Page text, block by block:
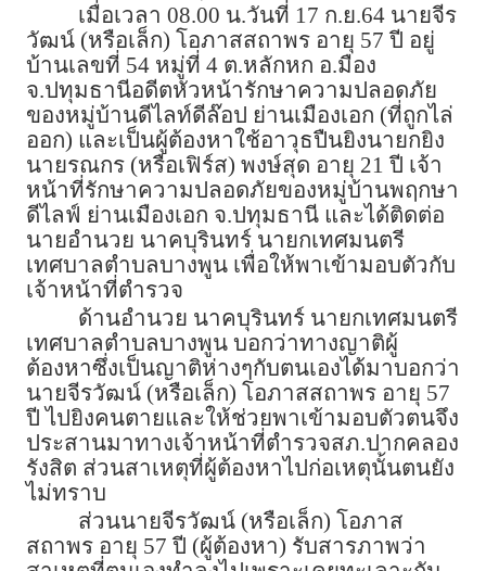
เมื่อเวลา 08.00 น.วันที่ 17 ก.ย.64 นายจีร
วัฒน์ (หรือเล็ก) โอภาสสถาพร อายุ 57 ปี อยู่
บ้านเลขที่ 54 หมู่ที่ 4 ต.หลักหก อ.มือง
จ.ปทุมธานีอดีตหัวหน้ารักษาความปลอดภัย
ของหมู่บ้านดีไลท์ดีล๊อป ย่านเมืองเอก (ที่ถูกไล่
ออก) และเป็นผู้ต้องหาใช้อาวุธปืนยิงนายกยิง
นายรณกร (หรือเฟิร์ส) พงษ์สุด อายุ 21 ปี เจ้า
หน้าที่รักษาความปลอดภัยของหมู่บ้านพฤกษา
ดีไลฟ์ ย่านเมืองเอก จ.ปทุมธานี และได้ติดต่อ
นายอำนวย นาคบุรินทร์ นายกเทศมนตรี
เทศบาลตำบลบางพูน เพื่อให้พาเข้ามอบตัวกับ
เจ้าหน้าที่ตำรวจ
ด้านอำนวย นาคบุรินทร์ นายกเทศมนตรี
เทศบาลตำบลบางพูน บอกว่าทางญาติผู้
ต้องหาซึ่งเป็นญาติห่างๆกับตนเองได้มาบอกว่า
นายจีรวัฒน์ (หรือเล็ก) โอภาสสถาพร อายุ 57
ปี ไปยิงคนตายและให้ช่วยพาเข้ามอบตัวตนจึง
ประสานมาทางเจ้าหน้าที่ตำรวจสภ.ปากคลอง
รังสิต ส่วนสาเหตุที่ผู้ต้องหาไปก่อเหตุนั้นตนยัง
ไม่ทราบ
ส่วนนายจีรวัฒน์ (หรือเล็ก) โอภาส
สถาพร อายุ 57 ปี (ผู้ต้องหา) รับสารภาพว่า